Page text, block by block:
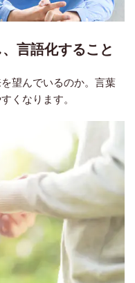
言語化すること
望んでいるのか。言葉
くなります。